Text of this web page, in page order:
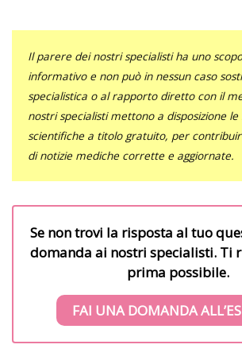
Il parere dei nostri specialisti ha uno
informativo e non può in nessun caso
specialistica o al rapporto diretto con il
nostri specialisti mettono a disposizione
scientifiche a titolo gratuito, per
di notizie mediche corrette e aggiornate.
Se non trovi la risposta al tuo
domanda ai nostri specialisti. Ti
prima possibile.
FAI UNA DOMANDA